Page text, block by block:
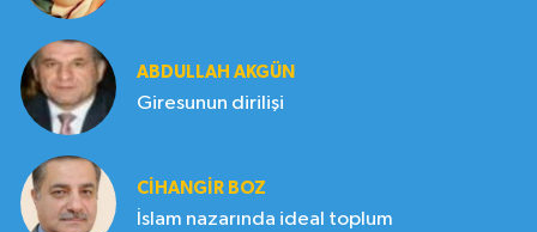
ABDULLAH AKGÜN
Giresunun dirilişi
CIHANGIR BOZ
İslam nazarında ideal toplum